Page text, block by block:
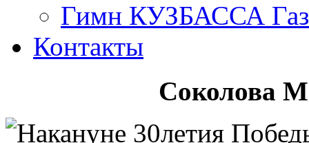
Гимн КУЗБАССА
Контакты
Соколова